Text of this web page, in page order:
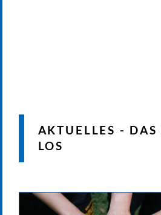
AKTUELLES -
LOS